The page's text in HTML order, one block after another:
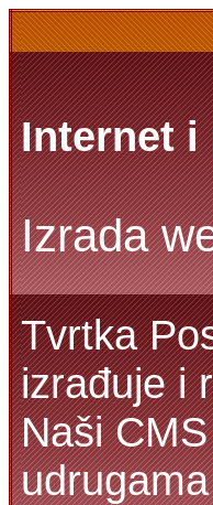
Internet i
Izrada
Tvrtka
izrađuje i
Naši